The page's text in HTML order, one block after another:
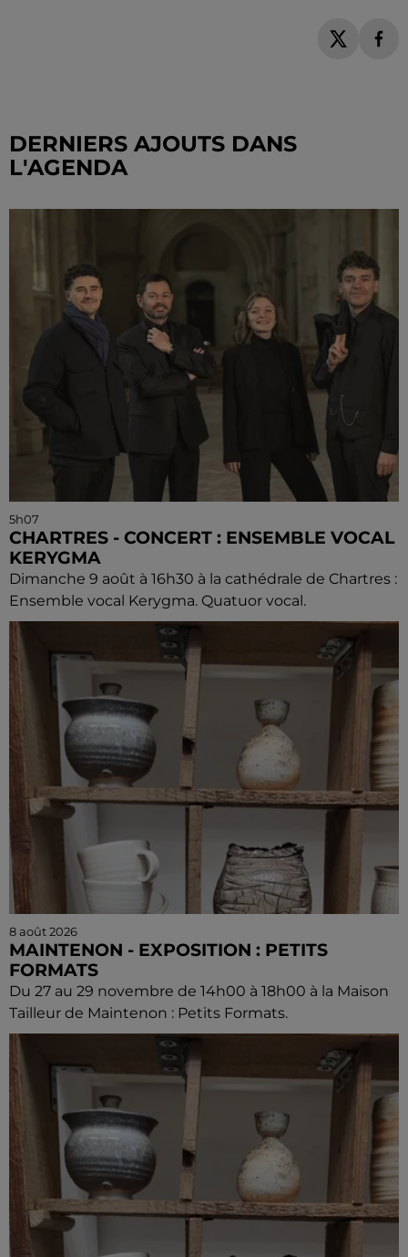
DERNIERS AJOUTS DANS
L'AGENDA
5h07
CHARTRES - CONCERT : ENSEMBLE VOCAL
KERYGMA
Dimanche 9 août à 16h30 à la cathédrale de Chartres :
Ensemble vocal Kerygma. Quatuor vocal.
8 août 2026
MAINTENON - EXPOSITION : PETITS
FORMATS
Du 27 au 29 novembre de 14h00 à 18h00 à la Maison
Tailleur de Maintenon : Petits Formats.